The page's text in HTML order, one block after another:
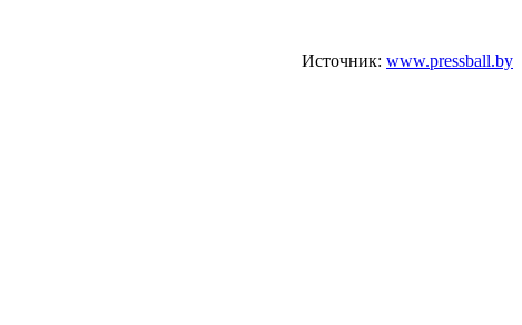
Источник: www.pressball.by